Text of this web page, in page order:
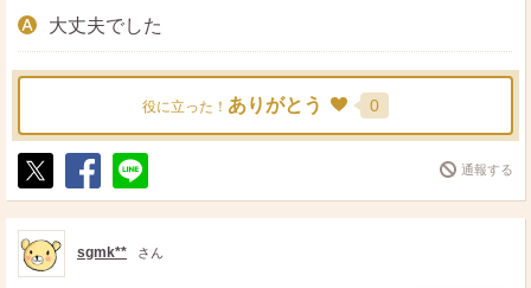
大丈夫でした
役に立った！ ありがとう 0
ポ
ス
ト
シ
ェ
送
る
通報する
sgmk** さん